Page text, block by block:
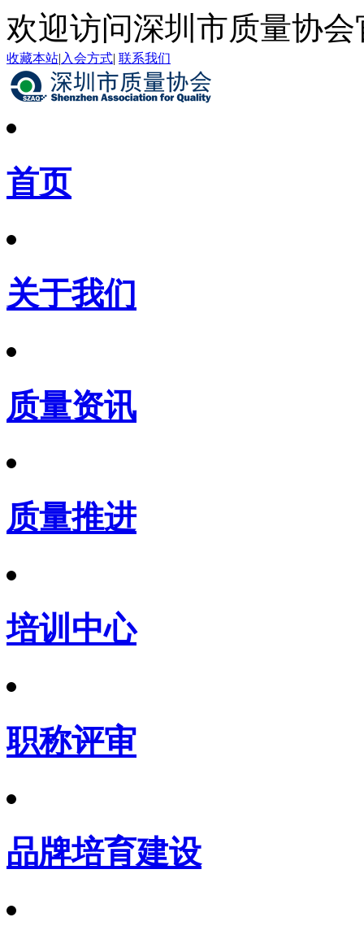
欢迎访问深圳市质量协会
收藏本站| 入会方式| 联系我们
首页
关于我们
质量资讯
质量推进
培训中心
职称评审
品牌培育建设